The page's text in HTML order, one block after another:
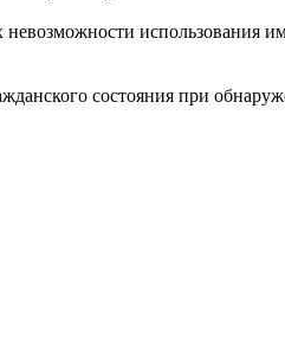
использования
состояния при